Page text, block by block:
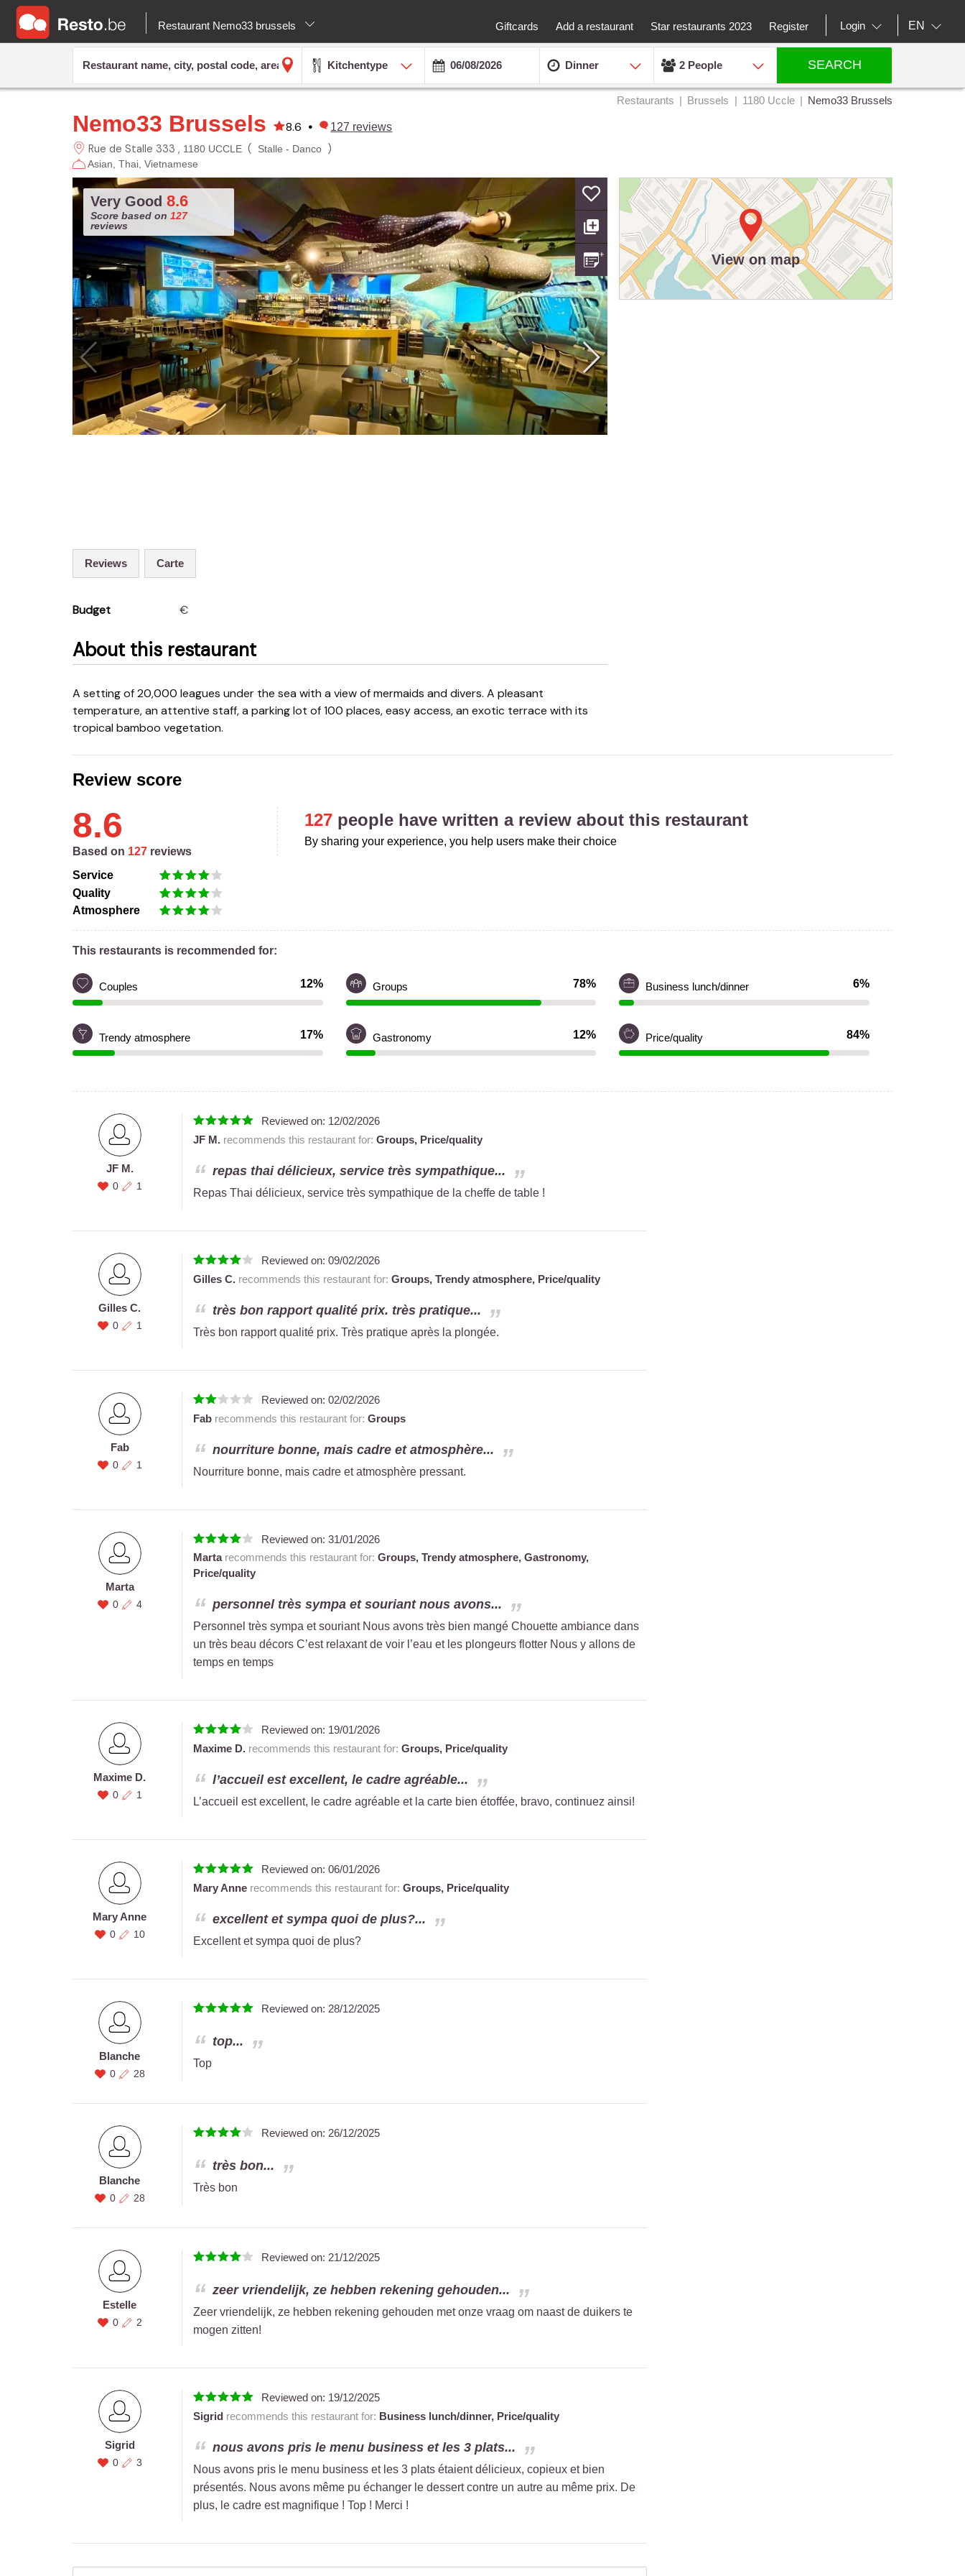
Restaurant Nemo33 brussels Giftcards Add a restaurant Star restaurants 2023 Register Login EN
Kitchentype Dinner 2 People SEARCH
Restaurants Brussels 1180 Uccle Nemo33 Brussels
Nemo33 Brussels 8.6 • 127 reviews
Rue de Stalle 333 1180 UCCLE( Stalle - Danco)
Asian Thai Vietnamese
Very Good 8.6
Score based on 127
reviews
Reviews Carte
Budget €
About this restaurant
A setting of 20,000 leagues under the sea with a view of mermaids and divers. A pleasant
temperature, an attentive staff, a parking lot of 100 places, easy access, an exotic terrace with its
tropical bamboo vegetation.
View on map
Review score
8.6
Based on 127 reviews
Service
Quality
Atmosphere
127 people have written a review about this restaurant
By sharing your experience, you help users make their choice
This restaurants is recommended for:
Couples 12% Groups 78% Business lunch/dinner 6%
Trendy atmosphere 17% Gastronomy 12% Price/quality 84%
JF M.
0 1
Reviewed on: 12/02/2026
JF M.recommends this restaurant for: Groups, Price/quality
repas thai délicieux, service très sympathique...
Repas Thai délicieux, service très sympathique de la cheffe de table !
Gilles C.
0 1
Reviewed on: 09/02/2026
Gilles C.recommends this restaurant for: Groups, Trendy atmosphere, Price/quality
très bon rapport qualité prix. très pratique...
Très bon rapport qualité prix. Très pratique après la plongée.
Fab
0 1
Reviewed on: 02/02/2026
Fabrecommends this restaurant for: Groups
nourriture bonne, mais cadre et atmosphère...
Nourriture bonne, mais cadre et atmosphère pressant.
Marta
0 4
Reviewed on: 31/01/2026
Martarecommends this restaurant for: Groups, Trendy atmosphere, Gastronomy,
Price/quality
personnel très sympa et souriant nous avons...
Personnel très sympa et souriant Nous avons très bien mangé Chouette ambiance dans
un très beau décors C’est relaxant de voir l’eau et les plongeurs flotter Nous y allons de
temps en temps
Maxime D.
0 1
Reviewed on: 19/01/2026
Maxime D.recommends this restaurant for: Groups, Price/quality
l’accueil est excellent, le cadre agréable...
L’accueil est excellent, le cadre agréable et la carte bien étoffée, bravo, continuez ainsi!
Mary Anne
0 10
Reviewed on: 06/01/2026
Mary Annerecommends this restaurant for: Groups, Price/quality
excellent et sympa quoi de plus?...
Excellent et sympa quoi de plus?
Blanche
0 28
Reviewed on: 28/12/2025
top...
Top
Blanche
0 28
Reviewed on: 26/12/2025
très bon...
Très bon
Estelle
0 2
Reviewed on: 21/12/2025
zeer vriendelijk, ze hebben rekening gehouden...
Zeer vriendelijk, ze hebben rekening gehouden met onze vraag om naast de duikers te
mogen zitten!
Sigrid
0 3
Reviewed on: 19/12/2025
Sigrid recommends this restaurant for: Business lunch/dinner, Price/quality
nous avons pris le menu business et les 3 plats...
Nous avons pris le menu business et les 3 plats étaient délicieux, copieux et bien
présentés. Nous avons même pu échanger le dessert contre un autre au même prix. De
plus, le cadre est magnifique ! Top ! Merci !